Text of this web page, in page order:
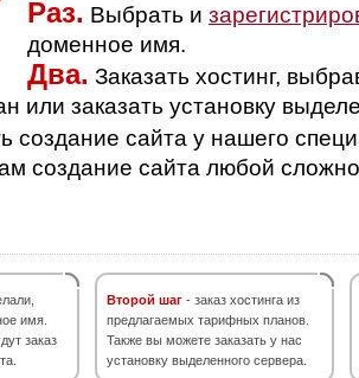
Раз. Выбрать и
доменное имя.
Два. Заказать хостинг,
или заказать установку
создание сайта у нашего
создание сайта любой
имя.
заказ
Второй шаг - заказ хостинга из
предлагаемых тарифных планов.
Также вы можете заказать у нас
установку выделенного сервера.